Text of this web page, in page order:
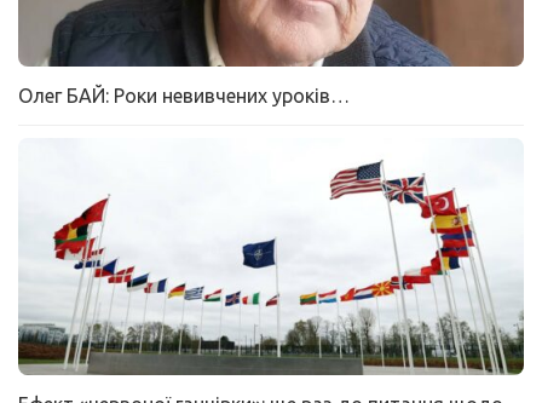
Олег БАЙ: Роки невивчених уроків…